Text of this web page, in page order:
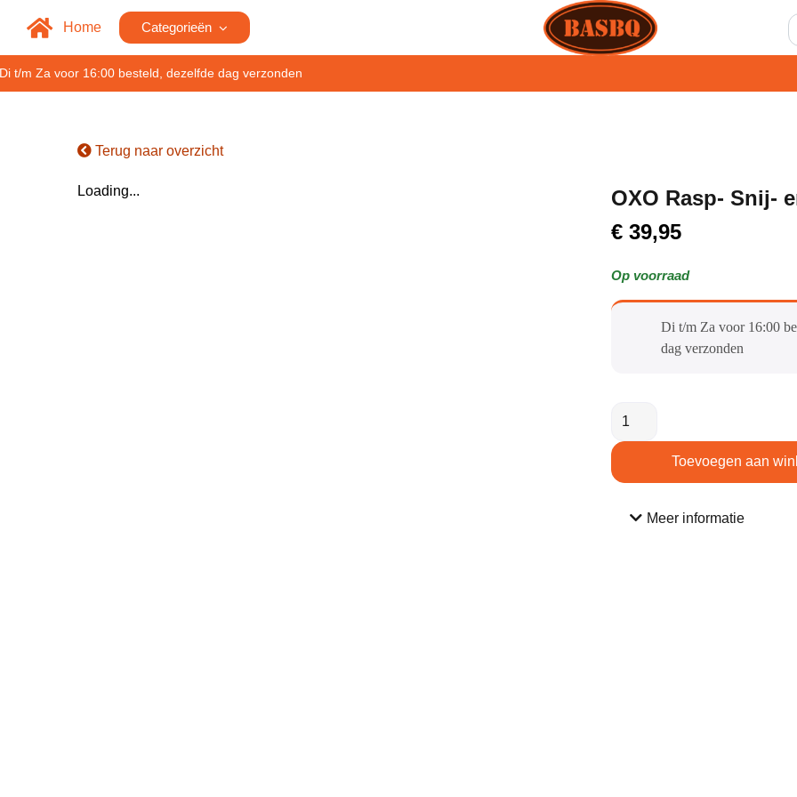
Home Categorieën
t/m Za voor 16:00 besteld, dezelfde dag verzonden
Terug naar overzicht
Loading...
OXO Rasp- Snij-
€ 39,95
Op voorraad
Di t/m Za voor 16:00
dag verzonden​
Toevoegen aan
Meer informatie